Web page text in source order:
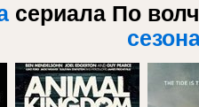
сериала По